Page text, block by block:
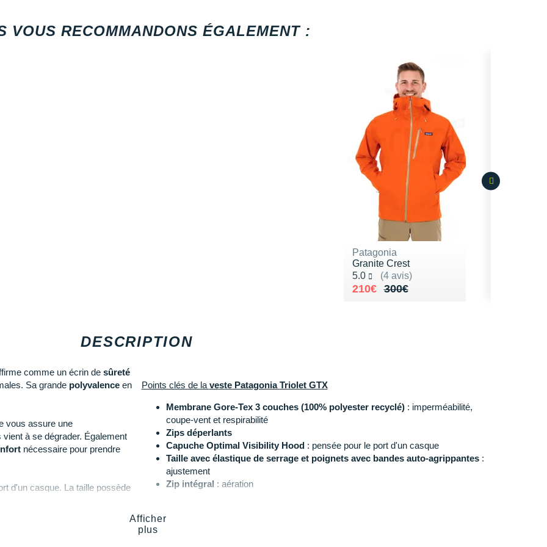
DESCRIPTION
comme un écrin de sûreté
Sa grande polyvalence en
vous assure une
à se dégrader. Également
nécessaire pour prendre
d'un casque. La taille possède
Points clés de la veste Patagonia Triolet GTX
Membrane Gore-Tex 3 couches (100% polyester recyclé): imperméabilité,
coupe-vent et respirabilité
Zips déperlants
Capuche Optimal Visibility Hood: pensée pour le port d'un casque
Taille avec élastique de serrage et poignets avec bandes auto-agrippantes:
ajustement
Zip intégral : aération
Afficher
plus
VOUS RECOMMANDONS ÉGALEMENT :
Patagonia
Granite Crest
5.0
(4 avis)
Noté 5.0 sur 5
300€
Au lieu de 300€
210€
Vendu 210€